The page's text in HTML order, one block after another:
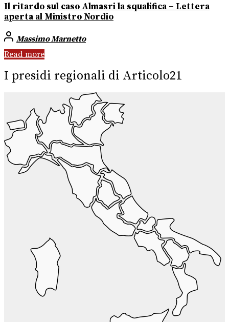
Il ritardo sul caso Almasri la squalifica – Lettera
aperta al Ministro Nordio
Massimo Marnetto
Read more
I presidi regionali di Articolo21